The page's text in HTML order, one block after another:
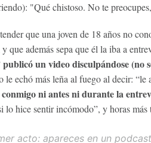
"Qué chistoso. No te
que una joven de 18 años no
que además sepa que él la iba a
un video disculpándose (no
le echó más leña al fuego al decir: “le
ni antes ni durante la
lo hice sentir incómodo”, y horas
acto: apareces en un